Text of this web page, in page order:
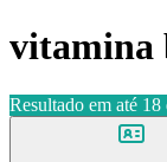
vitamina
Resultado em até 18